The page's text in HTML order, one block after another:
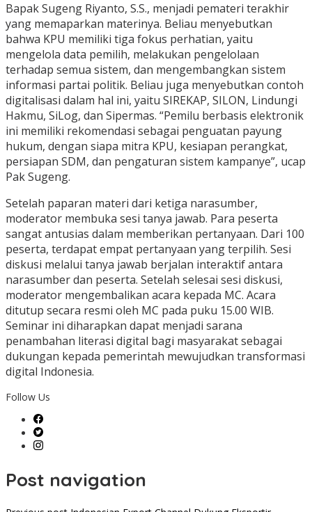
Bapak Sugeng Riyanto, S.S., menjadi pemateri terakhir
yang memaparkan materinya. Beliau menyebutkan
bahwa KPU memiliki tiga fokus perhatian, yaitu
mengelola data pemilih, melakukan pengelolaan
terhadap semua sistem, dan mengembangkan sistem
informasi partai politik. Beliau juga menyebutkan contoh
digitalisasi dalam hal ini, yaitu SIREKAP, SILON, Lindungi
Hakmu, SiLog, dan Sipermas. “Pemilu berbasis elektronik
ini memiliki rekomendasi sebagai penguatan payung
hukum, dengan siapa mitra KPU, kesiapan perangkat,
persiapan SDM, dan pengaturan sistem kampanye”, ucap
Pak Sugeng.
Setelah paparan materi dari ketiga narasumber,
moderator membuka sesi tanya jawab. Para peserta
sangat antusias dalam memberikan pertanyaan. Dari 100
peserta, terdapat empat pertanyaan yang terpilih. Sesi
diskusi melalui tanya jawab berjalan interaktif antara
narasumber dan peserta. Setelah selesai sesi diskusi,
moderator mengembalikan acara kepada MC. Acara
ditutup secara resmi oleh MC pada puku 15.00 WIB.
Seminar ini diharapkan dapat menjadi sarana
penambahan literasi digital bagi masyarakat sebagai
dukungan kepada pemerintah mewujudkan transformasi
digital Indonesia.
Follow Us
Post navigation